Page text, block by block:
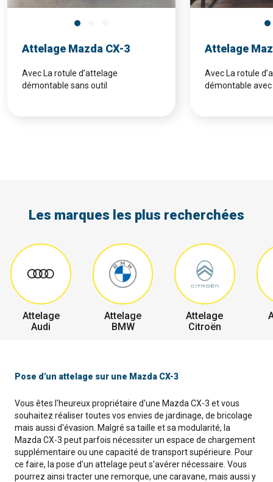
Attelage Mazda CX-3
Avec La rotule d’attelage
démontable sans outil
Attelage
Avec La rotule
démontable
Les marques les plus recherchées
Attelage
Audi
Attelage
BMW
Attelage
Citroën
Pose d'un attelage sur une Mazda CX-3
Vous êtes l'heureux propriétaire d'une Mazda CX-3 et vous
souhaitez réaliser toutes vos envies de jardinage, de bricolage
mais aussi d'évasion. Malgré sa taille et sa modularité, la
Mazda CX-3 peut parfois nécessiter un espace de chargement
supplémentaire ou une capacité de transport supérieure. Pour
ce faire, la pose d'un attelage peut s'avérer nécessaire. Vous
pourrez ainsi tracter une remorque, une caravane, mais aussi y